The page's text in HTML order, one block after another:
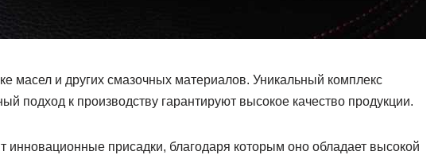
масел и других смазочных материалов. Уникальный комплекс
подход к производству гарантируют высокое качество продукции.
инновационные присадки, благодаря которым оно обладает высокой